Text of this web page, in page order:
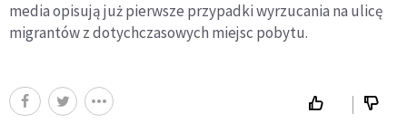
media opisują już pierwsze przypadki wyrzucania na ulicę
migrantów z dotychczasowych miejsc pobytu.